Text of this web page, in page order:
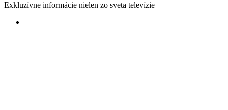
Exkluzívne informácie nielen zo sveta televízie